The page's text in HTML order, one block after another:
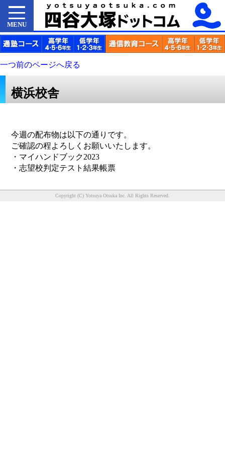
MENU
一つ前のページへ戻る
横浜校舎
今週の配布物は以下の通りです。
ご確認の程よろしくお願いいたします。
・マイハンドブック2023
・志望校判定テスト結果帳票
Copyright (C) Yotsuya Otsuka Inc. All Rights Reserved.